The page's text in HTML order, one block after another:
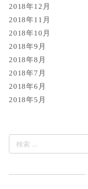
2018年12月
2018年11月
2018年10月
2018年9月
2018年8月
2018年7月
2018年6月
2018年5月